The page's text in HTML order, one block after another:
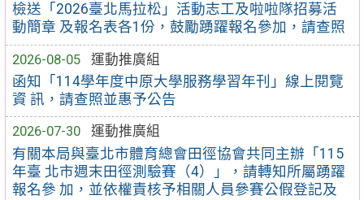
檢送「2026臺北馬拉松」活動志工及啦啦隊招募活
動簡章 及報名表各1份，鼓勵踴躍報名參加，請查照
2026-08-05
運動推廣組
函知「114學年度中原大學服務學習年刊」線上閱覽
資 訊，請查照並惠予公告
2026-07-30
運動推廣組
有關本局與臺北市體育總會田徑協會共同主辦「115
年臺 北市週末田徑測驗賽（4）」，請轉知所屬踴躍
報名參 加，並依權責核予相關人員參賽公假登記及